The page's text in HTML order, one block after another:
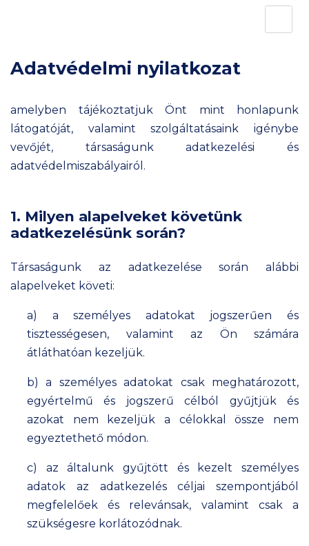
ABOUT US
ELECTRONIC SHELF
LABEL
EDI SERVICE
CONTACT
Adatvédelmi nyilatkozat
amelyben tájékoztatjuk Önt mint honlapunk
látogatóját, valamint szolgáltatásaink igénybe
vevőjét, társaságunk adatkezelési és
adatvédelmiszabályairól.
1. Milyen alapelveket követünk
adatkezelésünk során?
Társaságunk az adatkezelése során alábbi
alapelveket követi:
a) a személyes adatokat jogszerűen és
tisztességesen, valamint az Ön számára
átláthatóan kezeljük.
b) a személyes adatokat csak meghatározott,
egyértelmű és jogszerű célból gyűjtjük és
azokat nem kezeljük a célokkal össze nem
egyeztethető módon.
c) az általunk gyűjtött és kezelt személyes
adatok az adatkezelés céljai szempontjából
megfelelőek és relevánsak, valamint csak a
szükségesre korlátozódnak.